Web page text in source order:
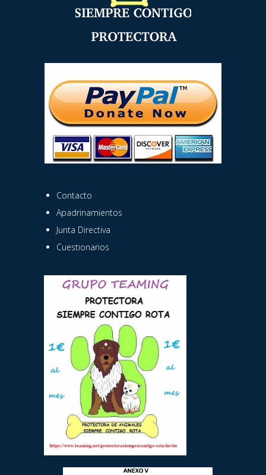
Contacto
Apadrinamientos
Junta Directiva
Cuestionarios